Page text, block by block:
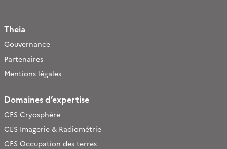
Theia
Gouvernance
Partenaires
Mentions légales
Domaines d’expertise
CES Cryosphère
CES Imagerie & Radiométrie
CES Occupation des terres